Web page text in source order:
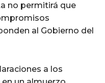
no permitirá que
al Gobierno del
a los